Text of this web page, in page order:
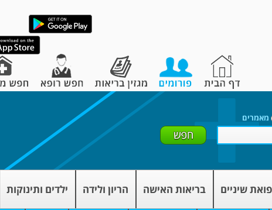
מאמרים
שיניים בריאות האישה הריון ולידה ילדים ותינוקות